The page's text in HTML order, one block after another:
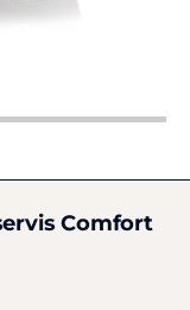
Comfort